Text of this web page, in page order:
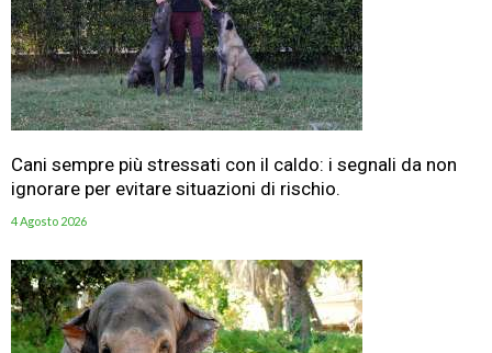
Cani sempre più stressati con il caldo: i segnali da non
ignorare per evitare situazioni di rischio.
4 Agosto 2026